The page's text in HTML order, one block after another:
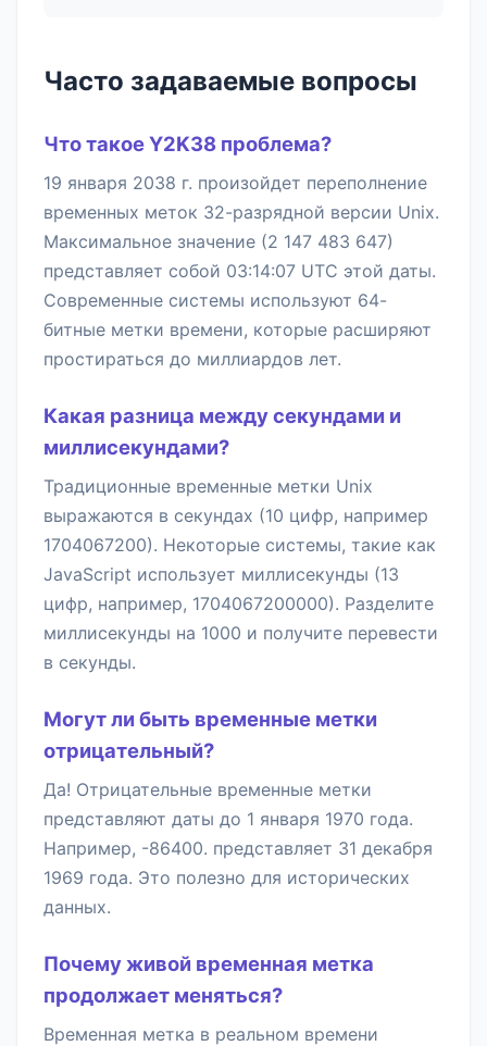
Часто задаваемые вопросы
Что такое Y2K38 проблема?
19 января 2038 г. произойдет переполнение
временных меток 32-разрядной версии Unix.
Максимальное значение (2 147 483 647)
представляет собой 03:14:07 UTC этой даты.
Современные системы используют 64-
битные метки времени, которые расширяют
простираться до миллиардов лет.
Какая разница между секундами и
миллисекундами?
Традиционные временные метки Unix
выражаются в секундах (10 цифр, например
1704067200). Некоторые системы, такие как
JavaScript использует миллисекунды (13
цифр, например, 1704067200000). Разделите
миллисекунды на 1000 и получите перевести
в секунды.
Могут ли быть временные метки
отрицательный?
Да! Отрицательные временные метки
представляют даты до 1 января 1970 года.
Например, -86400. представляет 31 декабря
1969 года. Это полезно для исторических
данных.
Почему живой временная метка
продолжает меняться?
Временная метка в реальном времени